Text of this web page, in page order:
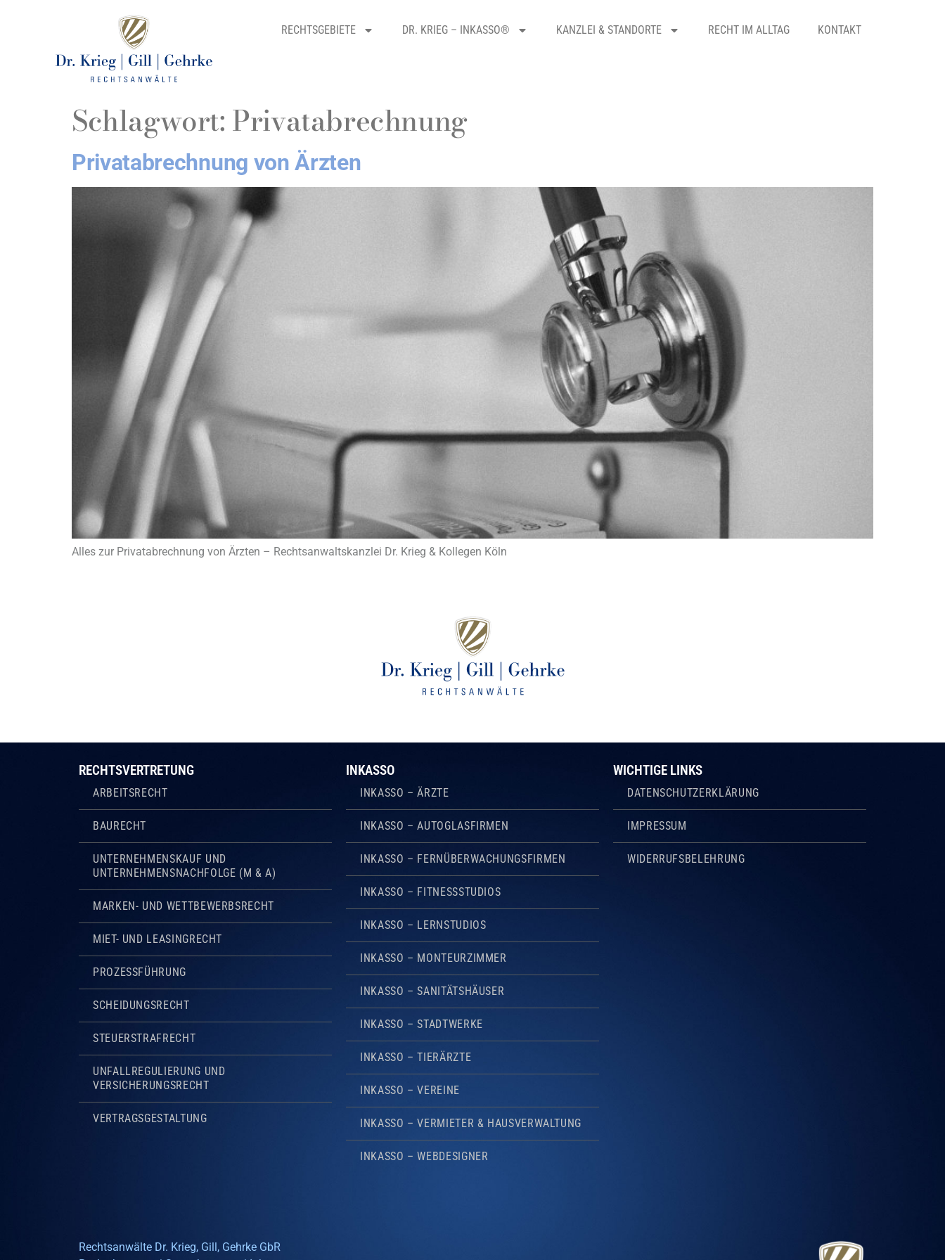
RECHTSGEBIETE DR. KRIEG – INKASSO® KANZLEI & STANDORTE RECHT IM ALLTAG KONTAKT
Schlagwort:Privatabrechnung
Privatabrechnung von Ärzten
Alles zur Privatabrechnung von Ärzten – Rechtsanwaltskanzlei Dr. Krieg & Kollegen Köln
RECHTSVERTRETUNG
ARBEITSRECHT
BAURECHT
UNTERNEHMENSKAUF UND
UNTERNEHMENSNACHFOLGE (M & A)
MARKEN- UND WETTBEWERBSRECHT
MIET- UND LEASINGRECHT
PROZESSFÜHRUNG
SCHEIDUNGSRECHT
STEUERSTRAFRECHT
UNFALLREGULIERUNG UND
VERSICHERUNGSRECHT
VERTRAGSGESTALTUNG
INKASSO
INKASSO – ÄRZTE
INKASSO – AUTOGLASFIRMEN
INKASSO – FERNÜBERWACHUNGSFIRMEN
INKASSO – FITNESSSTUDIOS
INKASSO – LERNSTUDIOS
INKASSO – MONTEURZIMMER
INKASSO – SANITÄTSHÄUSER
INKASSO – STADTWERKE
INKASSO – TIERÄRZTE
INKASSO – VEREINE
INKASSO – VERMIETER & HAUSVERWALTUNG
INKASSO – WEBDESIGNER
WICHTIGE LINKS
DATENSCHUTZERKLÄRUNG
IMPRESSUM
WIDERRUFSBELEHRUNG
Rechtsanwälte Dr. Krieg, Gill, Gehrke GbR